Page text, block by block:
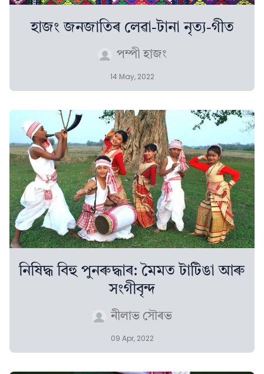
হাজং জনজাতিৰ লেৱা-টানা নৃত্য-গীত
পম্পী হাজং
14 May, 2022
নিষিদ্ধ বিহু পুনৰুদ্ধাৰ: মৈমত টাটিঙা আৰু
সংগীবৃন্দ
নীলাভ সৌৰভ
09 Apr, 2022